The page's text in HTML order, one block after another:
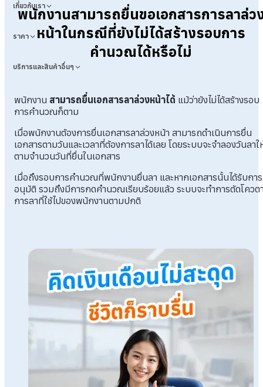
เกี่ยวกับเรา
ราคา
บริการและสินค้าอื่นๆ
พนักงานสามารถยื่นขอเอกสารการลาล่ว
หน้าในกรณีที่ยังไม่ได้สร้างรอบการ
คำนวณได้หรือไม่
พนักงาน สามารถยื่นเอกสารลาล่วงหน้าได้ แม้ว่ายังไม่ได้สร้างรอบ
การคำนวณก็ตาม
เมื่อพนักงานต้องการยื่นเอกสารลาล่วงหน้า สามารถดำเนินการยื่น
เอกสารตามวันและเวลาที่ต้องการลาได้เลย โดยระบบจะจำลองวันลาใ
ตามจำนวนวันที่ยื่นในเอกสาร
เมื่อถึงรอบการคำนวณที่พนักงานยื่นลา และหากเอกสารนั้นได้รับการ
อนุมัติ รวมถึงมีการกดคำนวณเรียบร้อยแล้ว ระบบจะทำการตัดโควต
การลาที่ใช้ไปของพนักงานตามปกติ